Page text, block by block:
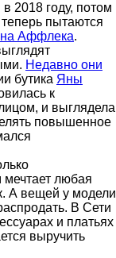
2018 году, потом
пытаются
Аффлека.
Недавно они
бутика Яны
к
и выглядела
повышенное
мечтает любая
А вещей у модели
В Сети
и платьях
выручить